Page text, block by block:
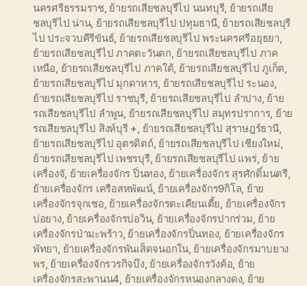
นครศรีธรรมราช, ย้ายรถเสียชลบุรีไป นนทบุรี, ย้ายรถเสีย
ชลบุรีไป น่าน, ย้ายรถเสียชลบุรีไป ปทุมธานี, ย้ายรถเสียชลบุรี
ไป ประจวบคีรีขันธ์, ย้ายรถเสียชลบุรีไป พระนครศรีอยุธยา,
ย้ายรถเสียชลบุรีไป ภาคตะวันตก, ย้ายรถเสียชลบุรีไป ภาค
เหนือ, ย้ายรถเสียชลบุรีไป ภาคใต้, ย้ายรถเสียชลบุรีไป ภูเก็ต,
ย้ายรถเสียชลบุรีไป มุกดาหาร, ย้ายรถเสียชลบุรีไป ระนอง,
ย้ายรถเสียชลบุรีไป ราชบุรี, ย้ายรถเสียชลบุรีไป ลำปาง, ย้าย
รถเสียชลบุรีไป ลำพูน, ย้ายรถเสียชลบุรีไป สมุทรปราการ, ย้าย
รถเสียชลบุรีไป สิงห์บุรี +, ย้ายรถเสียชลบุรีไป สุราษฎร์ธานี,
ย้ายรถเสียชลบุรีไป อุตรดิตถ์, ย้ายรถเสียชลบุรีไป เชียงใหม่,
ย้ายรถเสียชลบุรีไป เพชรบุรี, ย้ายรถเสียชลบุรีไป แพร่, ย้าย
เครื่องจั, ย้ายเครื่องจักร ปิ่นทอง, ย้ายเครื่องจักร สุรศักดิ์มนตรี,
ย้ายเครื่องจักร เครือสหพัฒน์, ย้ายเครื่องจักร9กิโล, ย้าย
เครื่องจักรจุกเชอ, ย้ายเครื่องจักรตะเคียนเตี้ย, ย้ายเครื่องจักร
บ่อยาง, ย้ายเครื่องจักรบ่อวิน, ย้ายเครื่องจักรปากร่วม, ย้าย
เครื่องจักรป่ามะพร้าว, ย้ายเครื่องจักรปิ่นทอง, ย้ายเครื่องจักร
พัทยา, ย้ายเครื่องจักรพันเส็ดจนอกใน, ย้ายเครื่องจักรมาบยาง
พร, ย้ายเครื่องจักรวรกิจบึง, ย้ายเครื่องจักรวังค้อ, ย้าย
เครื่องจักรสะพานน4, ย้ายเครื่องจักรหนองกลางดง, ย้าย